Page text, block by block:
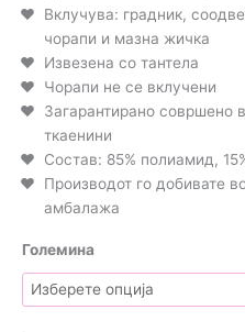
Вклучува: градник,
чорапи и мазна жичка
Извезена со тантела
Чорапи не се вклучени
Загарантирано совршено
ткаенини
Состав: 85% полиамид,
Производот го добивате
амбалажа
Големина